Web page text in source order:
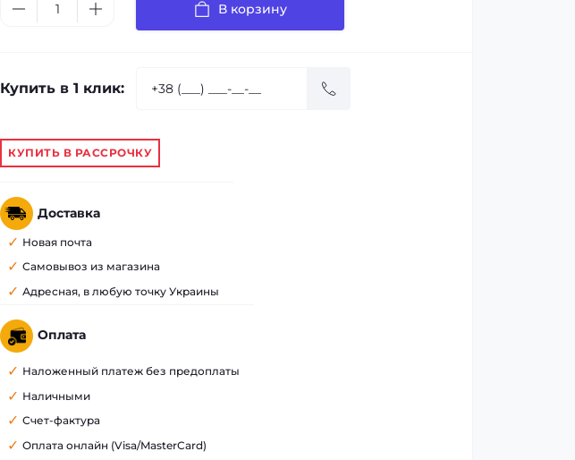
В корзину
Купить в 1 клик:
КУПИТЬ В РАССРОЧКУ
Доставка
Новая почта
Самовывоз из магазина
Адресная, в любую точку Украины
Оплата
Наложенный платеж без предоплаты
Наличными
Счет-фактура
Оплата онлайн (Visa/MasterCard)